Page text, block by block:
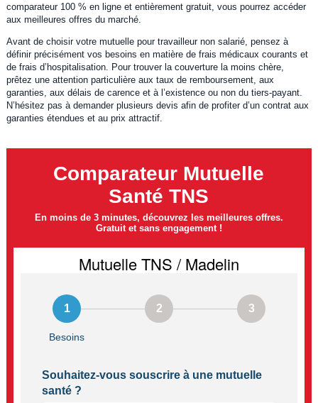
comparateur 100 % en ligne et entièrement gratuit, vous pourrez accéder
aux meilleures offres du marché.
Avant de choisir votre mutuelle pour travailleur non salarié, pensez à
définir précisément vos besoins en matière de frais médicaux courants et
de frais d’hospitalisation. Pour trouver la couverture la moins chère,
prêtez une attention particulière aux taux de remboursement, aux
garanties, aux délais de carence et à l’existence ou non du tiers-payant.
N’hésitez pas à demander plusieurs devis afin de profiter d’un contrat aux
garanties étendues et au prix attractif.
Comparateur Mutuelle
Santé TNS
En moins de 3 minutes, découvrez les meilleures offres.
Gratuit et sans engagement !